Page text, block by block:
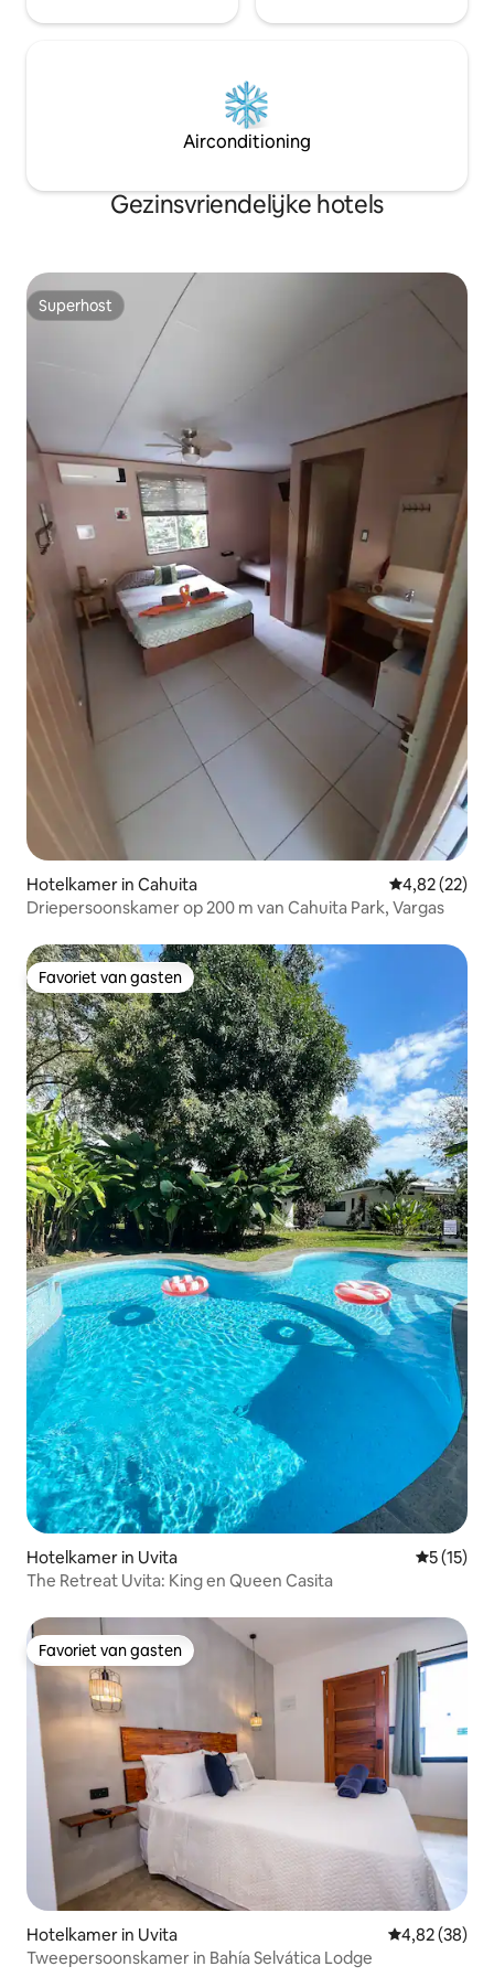
Airconditioning
Gezinsvriendelijke hotels
Superhost
Superhost
Hotelkamer in Cahuita Gemiddelde
4,82 (22)
Driepersoonskamer op 200 m van Cahuita Park, Vargas
Favoriet van gasten
Favoriet van gasten
Hotelkamer in Uvita
5 (15)
The Retreat Uvita: King en Queen Casita
Favoriet van gasten
Favoriet van gasten
Hotelkamer in Uvita Gemiddelde
4,82 (38)
Tweepersoonskamer in Bahía Selvática Lodge